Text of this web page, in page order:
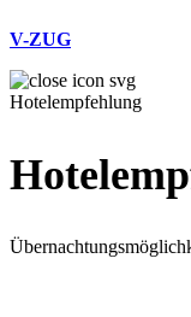
V-ZUG
Hotelempfehlung